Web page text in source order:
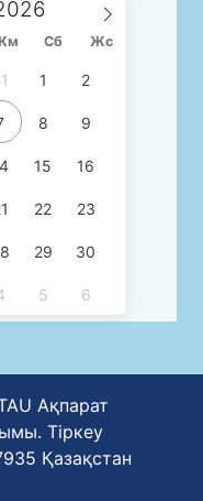
Сб Жс
1 2
8 9
15 16
22 23
29 30
5 6
Ақпарат
Тіркеу
Қазақстан